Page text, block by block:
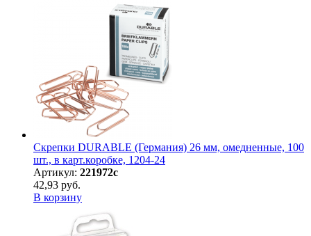
Скрепки DURABLE (Германия) 26 мм, омедненные, 100
шт., в карт.коробке, 1204-24
Артикул: 221972с
42,93 руб.
В корзину